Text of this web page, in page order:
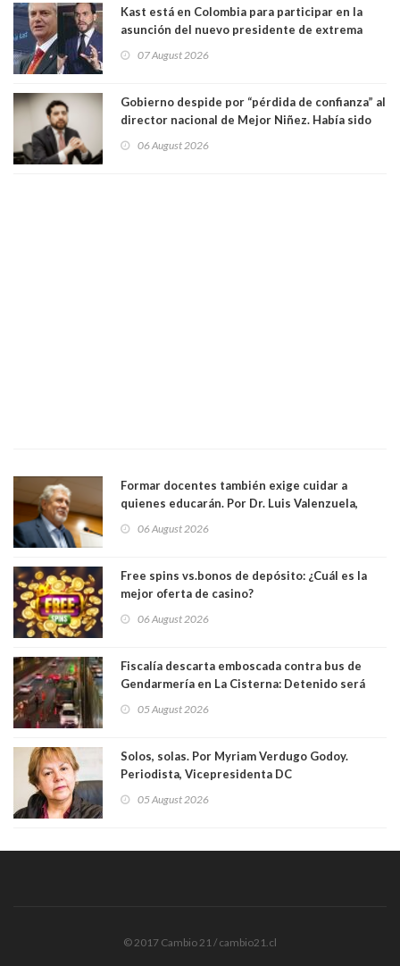
Kast está en Colombia para participar en la
asunción del nuevo presidente de extrema
07 August 2026
Gobierno despide por “pérdida de confianza” al
director nacional de Mejor Niñez. Había sido
06 August 2026
Formar docentes también exige cuidar a
quienes educarán. Por Dr. Luis Valenzuela,
Académicos U. Católica Silva Henríquez
06 August 2026
Free spins vs.bonos de depósito: ¿Cuál es la
mejor oferta de casino?
06 August 2026
Fiscalía descarta emboscada contra bus de
Gendarmería en La Cisterna: Detenido será
05 August 2026
Solos, solas. Por Myriam Verdugo Godoy.
Periodista, Vicepresidenta DC
05 August 2026
© 2017 Cambio 21 / cambio21.cl